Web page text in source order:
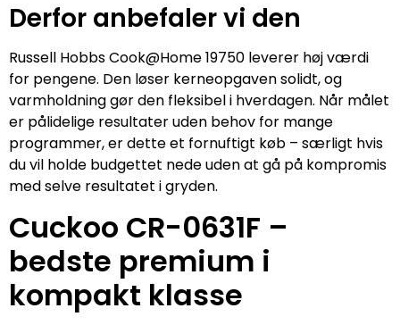
Derfor anbefaler vi den
Russell Hobbs Cook@Home 19750 leverer høj værdi
for pengene. Den løser kerneopgaven solidt, og
varmholdning gør den fleksibel i hverdagen. Når målet
er pålidelige resultater uden behov for mange
programmer, er dette et fornuftigt køb – særligt hvis
du vil holde budgettet nede uden at gå på kompromis
med selve resultatet i gryden.
Cuckoo CR-0631F –
bedste premium i
kompakt klasse